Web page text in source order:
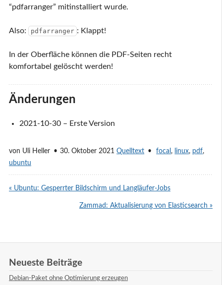
“pdfarranger” mitinstalliert wurde.
Also: pdfarranger : Klappt!
In der Oberfläche können die PDF-Seiten recht
komfortabel gelöscht werden!
Änderungen
2021-10-30 – Erste Version
von Uli Heller 30. Oktober 2021 Quelltext focal, linux, pdf,
ubuntu
« Ubuntu: Gesperrter Bildschirm und Langläufer-Jobs
Zammad: Aktualisierung von Elasticsearch »
Neueste Beiträge
Debian-Paket ohne Optimierung erzeugen